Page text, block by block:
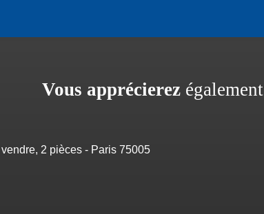
Vous apprécierezégalement